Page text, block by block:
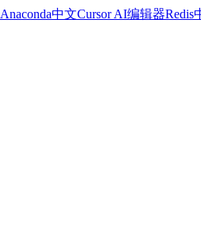
Anaconda中文Cursor AI编辑器Redis